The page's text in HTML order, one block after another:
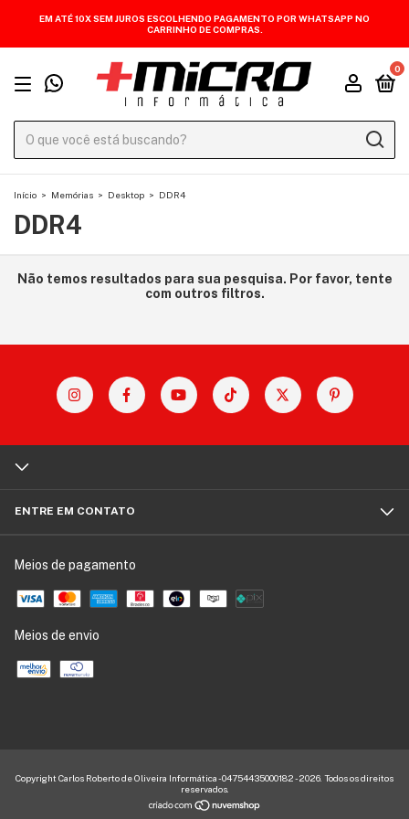
EM ATÉ 10X SEM JUROS ESCOLHENDO PAGAMENTO POR WHATSAPP NO
CARRINHO DE COMPRAS.
0
Início > Memórias > Desktop > DDR4
DDR4
Não temos resultados para sua pesquisa. Por favor, tente
com outros filtros.
ENTRE EM CONTATO
Meios de pagamento
Meios de envio
Copyright Carlos Roberto de Oliveira Informática - 04754435000182 - 2026. Todos os direitos
reservados.